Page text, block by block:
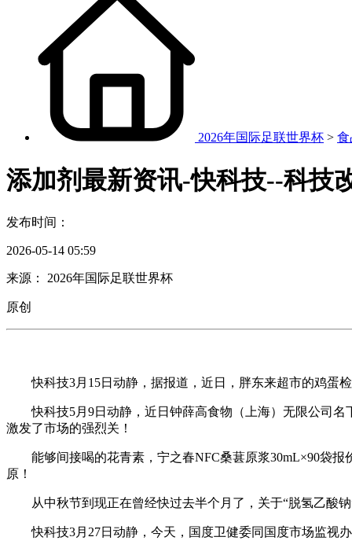
2026年国际足联世界杯 > 食
添加剂最新资讯-快科技--科技
发布时间：
2026-05-14 05:59
来源： 2026年国际足联世界杯
原创
快科技3月15日动静，据报道，近日，胖东来超市的鸡蛋检
快科技5月9日动静，近日钟薛高食物（上海）无限公司名
激发了市场的强烈关！
能够间接喝的花青素，宁之春NFC桑葚原浆30mL×90袋报
原！
从中秋节到现正在曾经快过去半个月了，关于“脱氢乙酸钠
快科技3月27日动静，今天，国度卫健委同国度市场监视办